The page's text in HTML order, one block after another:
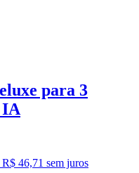
para 3
IA
R$ 46,71 sem juros